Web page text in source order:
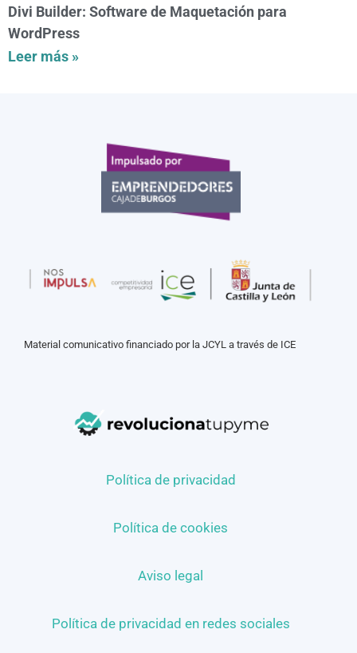
Divi Builder: Software de Maquetación para
WordPress
Leer más »
Material comunicativo financiado por la JCYL a través de ICE
Política de privacidad
Política de cookies
Aviso legal
Política de privacidad en redes sociales